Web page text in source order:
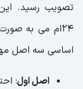
24ام می به
اساسی سه اصل
اصل اول: